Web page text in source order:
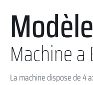
Machine a
La machine dispose de 4